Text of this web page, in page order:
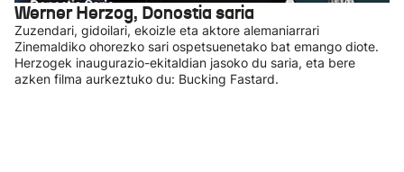
Werner Herzog, Donostia saria
Zuzendari, gidoilari, ekoizle eta aktore alemaniarrari
Zinemaldiko ohorezko sari ospetsuenetako bat emango diote.
Herzogek inaugurazio-ekitaldian jasoko du saria, eta bere
azken filma aurkeztuko du: Bucking Fastard.